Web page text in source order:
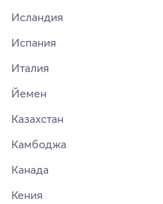
Исландия
Испания
Италия
Йемен
Казахстан
Камбоджа
Канада
Кения